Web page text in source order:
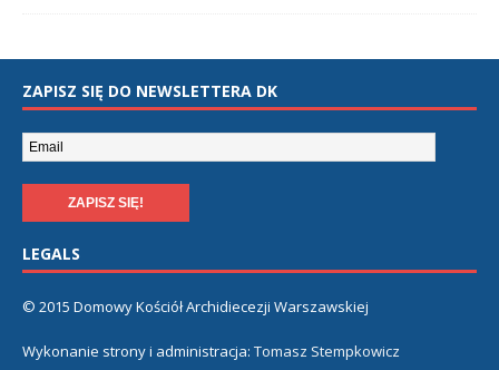
ZAPISZ SIĘ DO NEWSLETTERA DK
LEGALS
© 2015 Domowy Kościół Archidiecezji Warszawskiej
Wykonanie strony i administracja: Tomasz Stempkowicz